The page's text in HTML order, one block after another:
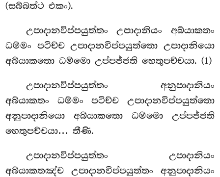
(සබ්බත්ථ එකං).
උපාදානවිප්පයුත්තං උපාදානියං අබ්යාකතං
ධම්මං පටිච්ච උපාදානවිප්පයුත්තො උපාදානියො
අබ්යාකතො ධම්මො උප්පජ්ජති හෙතුපච්චයා. (1)
උපාදානවිප්පයුත්තං අනුපාදානියං
අබ්යාකතං ධම්මං පටිච්ච උපාදානවිප්පයුත්තො
අනුපාදානියො අබ්යාකතො ධම්මො උප්පජ්ජති
හෙතුපච්චයා… තීණි.
උපාදානවිප්පයුත්තං උපාදානියං
අබ්යාකතඤ්ච උපාදානවිප්පයුත්තං අනුපාදානියං